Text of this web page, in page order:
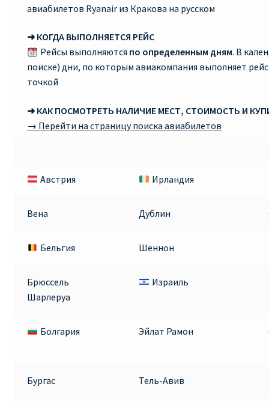
авиабилетов Ryanair из Кракова на русском
➜ КОГДА ВЫПОЛНЯЕТСЯ РЕЙС
Рейсы выполняются по определенным дням. В
поиске) дни, по которым авиакомпания выполняет
точкой
➜ КАК ПОСМОТРЕТЬ НАЛИЧИЕ МЕСТ, СТОИМОСТЬ И
→ Перейти на страницу поиска авиабилетов
Австрия Ирландия
Вена Дублин
Бельгия Шеннон
Брюссель
Шарлеруа
Израиль
Болгария Эйлат Рамон
Бургас Тель-Авив